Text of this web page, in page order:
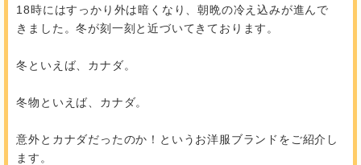
18時にはすっかり外は暗くなり、朝晩の冷え込みが進んで
きました。冬が刻一刻と近づいてきております。
冬といえば、カナダ。
冬物といえば、カナダ。
意外とカナダだったのか！というお洋服ブランドをご紹介し
ます。